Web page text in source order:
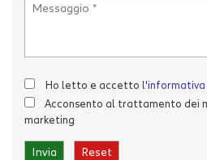
Ho letto e accetto l'informativa
Acconsento al trattamento dei
marketing